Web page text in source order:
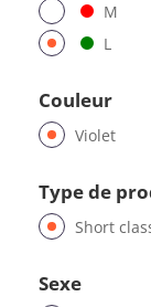
M
L
Couleur
Violet
Type de
Short
Sexe